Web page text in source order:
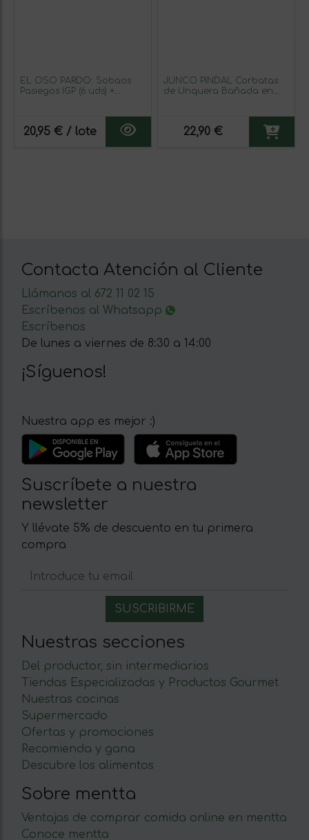
EL OSO PARDO: Sobaos
Pasiegos IGP (6 uds) +
Sabor y Textura Auténticos
20,95 € / lote
JUNCO PINDAL Corbatas
de Unquera Bañada en
22,90 €
Contacta Atención al Cliente
Llámanos al 672 11 02 15
Escríbenos al Whatsapp
Escríbenos
De lunes a viernes de 8:30 a 14:00
¡Síguenos!
Nuestra app es mejor :)
Suscríbete a nuestra
newsletter
Y llévate 5% de descuento en tu primera
compra
Nuestras secciones
Del productor, sin intermediarios
Tiendas Especializadas y Productos Gourmet
Nuestras cocinas
Supermercado
Ofertas y promociones
Recomienda y gana
Descubre los alimentos
Sobre mentta
Ventajas de comprar comida online en mentta
Conoce mentta